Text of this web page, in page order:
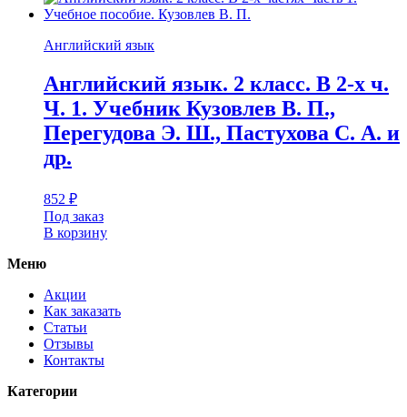
Английский язык
Английский язык. 2 класс. В 2-х ч.
Ч. 1. Учебник Кузовлев В. П.,
Перегудова Э. Ш., Пастухова С. А. и
др.
852 ₽
Под заказ
В корзину
Меню
Акции
Как заказать
Статьи
Отзывы
Контакты
Категории